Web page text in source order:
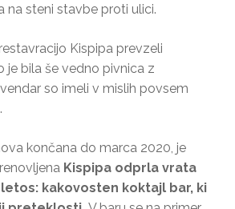
na steni stavbe proti ulici.
Kispipa prevzeli
je bila še vedno pivnica z
so imeli v mislih povsem
končana do marca 2020, je
Kispipa odprla vrata
kakovosten koktajl bar, ki